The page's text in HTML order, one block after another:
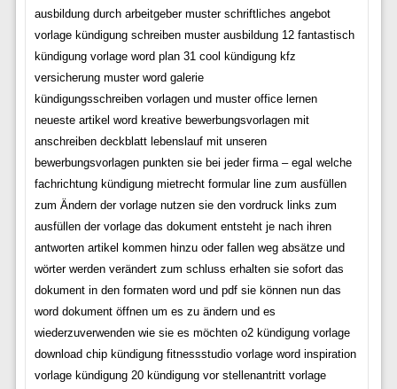
ausbildung durch arbeitgeber muster schriftliches angebot
vorlage kündigung schreiben muster ausbildung 12 fantastisch
kündigung vorlage word plan 31 cool kündigung kfz
versicherung muster word galerie
kündigungsschreiben vorlagen und muster office lernen
neueste artikel word kreative bewerbungsvorlagen mit
anschreiben deckblatt lebenslauf mit unseren
bewerbungsvorlagen punkten sie bei jeder firma – egal welche
fachrichtung kündigung mietrecht formular line zum ausfüllen
zum Ändern der vorlage nutzen sie den vordruck links zum
ausfüllen der vorlage das dokument entsteht je nach ihren
antworten artikel kommen hinzu oder fallen weg absätze und
wörter werden verändert zum schluss erhalten sie sofort das
dokument in den formaten word und pdf sie können nun das
word dokument öffnen um es zu ändern und es
wiederzuverwenden wie sie es möchten o2 kündigung vorlage
download chip kündigung fitnessstudio vorlage word inspiration
vorlage kündigung 20 kündigung vor stellenantritt vorlage